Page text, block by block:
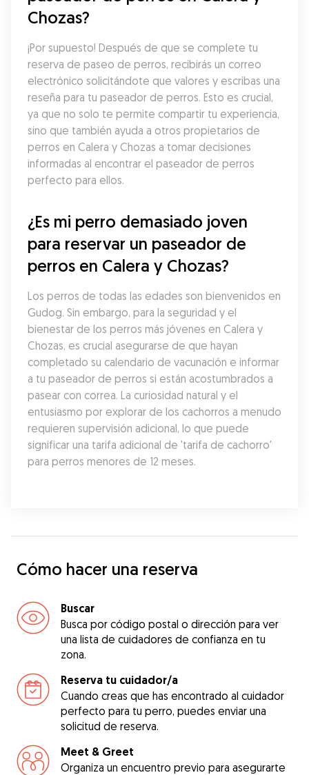
Chozas?
¡Por supuesto! Después de que se complete tu
reserva de paseo de perros, recibirás un correo
electrónico solicitándote que valores y escribas una
reseña para tu paseador de perros. Esto es crucial,
ya que no solo te permite compartir tu experiencia,
sino que también ayuda a otros propietarios de
perros en Calera y Chozas a tomar decisiones
informadas al encontrar el paseador de perros
perfecto para ellos.
¿Es mi perro demasiado joven
para reservar un paseador de
perros en Calera y Chozas?
Los perros de todas las edades son bienvenidos en
Gudog. Sin embargo, para la seguridad y el
bienestar de los perros más jóvenes en Calera y
Chozas, es crucial asegurarse de que hayan
completado su calendario de vacunación e informar
a tu paseador de perros si están acostumbrados a
pasear con correa. La curiosidad natural y el
entusiasmo por explorar de los cachorros a menudo
requieren supervisión adicional, lo que puede
significar una tarifa adicional de 'tarifa de cachorro'
para perros menores de 12 meses.
Cómo hacer una reserva
Buscar
Busca por código postal o dirección para ver
una lista de cuidadores de confianza en tu
zona.
Reserva tu cuidador/a
Cuando creas que has encontrado al cuidador
perfecto para tu perro, puedes enviar una
solicitud de reserva.
Meet & Greet
Organiza un encuentro previo para asegurarte